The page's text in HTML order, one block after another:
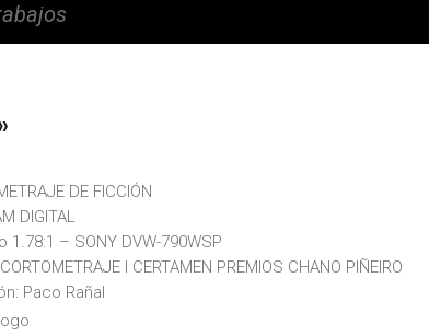
DE FICCIÓN
DIGITAL
1.78:1 – SONY DVW-790WSP
I CERTAMEN PREMIOS CHANO PIÑEIRO
Paco Rañal